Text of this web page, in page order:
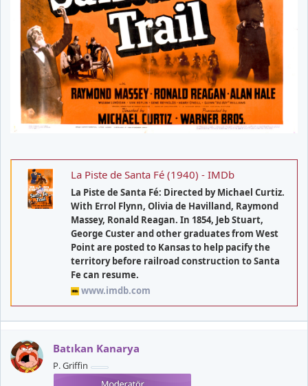
La Piste de Santa Fé (1940) - IMDb
La Piste de Santa Fé: Directed by Michael Curtiz.
With Errol Flynn, Olivia de Havilland, Raymond
Massey, Ronald Reagan. In 1854, Jeb Stuart,
George Custer and other graduates from West
Point are posted to Kansas to help pacify the
territory before railroad construction to Santa
Fe can resume.
www.imdb.com
Batıkan Kanarya
P. Griffin